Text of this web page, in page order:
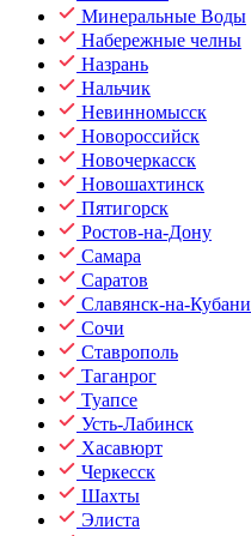
Минеральные Воды
Набережные челны
Назрань
Нальчик
Невинномысск
Новороссийск
Новочеркасск
Новошахтинск
Пятигорск
Ростов-на-Дону
Самара
Саратов
Славянск-на-Кубани
Сочи
Ставрополь
Таганрог
Туапсе
Усть-Лабинск
Хасавюрт
Черкесск
Шахты
Элиста